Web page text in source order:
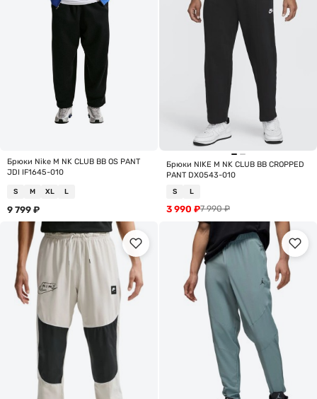
Брюки Nike M NK CLUB BB OS PANT
JDI IF1645-010
S M XL L
9 799 ₽
Брюки NIKE M NK CLUB BB CROPPED
PANT DX0543-010
S L
7 990₽
3 990 ₽